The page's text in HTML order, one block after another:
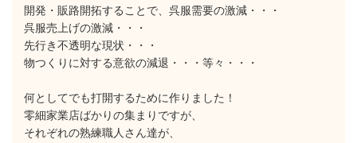
開発・販路開拓することで、呉服需要の激減・・・
呉服売上げの激減・・・
先行き不透明な現状・・・
物つくりに対する意欲の減退・・・等々・・・
何としてでも打開するために作りました！
零細家業店ばかりの集まりですが、
それぞれの熟練職人さん達が、